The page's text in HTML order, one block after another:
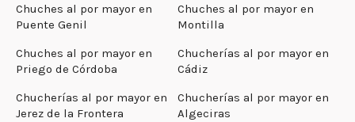
Chuches al por mayor en
Puente Genil
Chuches al por mayor en
Montilla
Chuches al por mayor en
Priego de Córdoba
Chucherías al por mayor en
Cádiz
Chucherías al por mayor en
Jerez de la Frontera
Chucherías al por mayor en
Algeciras